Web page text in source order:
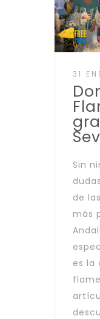
31
Sin
de
más
es la